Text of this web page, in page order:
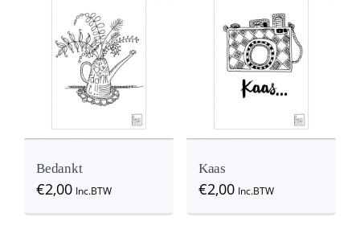
View
Bedankt
€2,00 Inc.BTW
View
Details
Kaas
€2,00 Inc.BTW